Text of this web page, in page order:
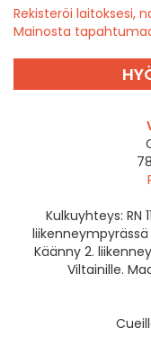
Rekisteröi laitoksesi,
Mainosta
Kulkuyhteys: RN
Käänny 2.
Viltainille.